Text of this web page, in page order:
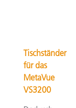
Tischständer
für das
MetaVue
VS3200